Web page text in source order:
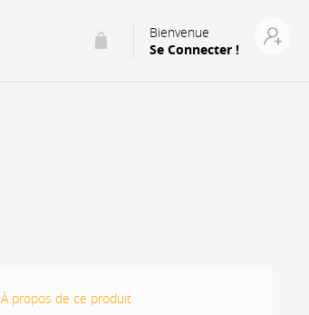
Bienvenue
Se Connecter !
À propos de ce produit